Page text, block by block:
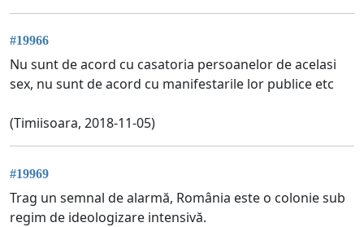
#19966
Nu sunt de acord cu casatoria persoanelor de acelasi
sex, nu sunt de acord cu manifestarile lor publice etc
(Timiisoara, 2018-11-05)
#19969
Trag un semnal de alarmă, România este o colonie sub
regim de ideologizare intensivă.